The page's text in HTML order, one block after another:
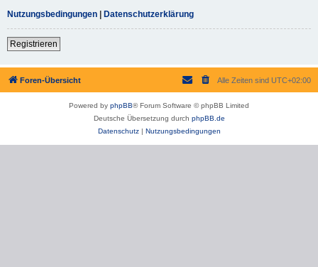
Nutzungsbedingungen | Datenschutzerklärung
Registrieren
Foren-Übersicht Alle Zeiten sind UTC+02:00
Powered by phpBB® Forum Software © phpBB Limited
Deutsche Übersetzung durch phpBB.de
Datenschutz| Nutzungsbedingungen